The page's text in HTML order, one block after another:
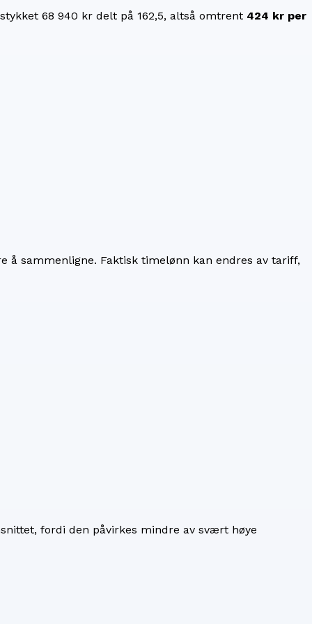
68 940 kr delt på 162,5, altså omtrent 424 kr per
å sammenligne. Faktisk timelønn kan endres av tariff,
fordi den påvirkes mindre av svært høye